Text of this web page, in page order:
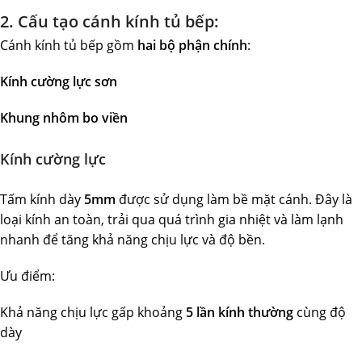
2. Cấu tạo cánh kính tủ bếp:
Cánh kính tủ bếp gồm hai bộ phận chính:
Kính cường lực sơn
Khung nhôm bo viền
Kính cường lực
Tấm kính dày 5mm được sử dụng làm bề mặt cánh. Đây là
loại kính an toàn, trải qua quá trình gia nhiệt và làm lạnh
nhanh để tăng khả năng chịu lực và độ bền.
Ưu điểm:
Khả năng chịu lực gấp khoảng 5 lần kính thường cùng độ
dày